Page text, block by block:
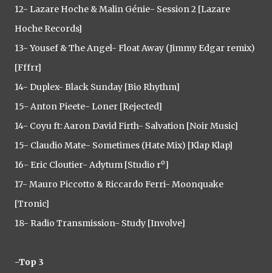
12- Lazare Hoche & Malin Génie- Session 2 [Lazare
Hoche Records]
13- Yousef & The Angel- Float Away (Jimmy Edgar remix)
[Fffrr]
14- Duplex- Black Sunday [Bio Rhythm]
15- Anton Pieete- Loner [Rejected]
14- Coyu ft: Aaron David Firth- Salvation [Noir Music]
15- Claudio Mate- Sometimes (Hate Mix) [Klap Klap]
16- Eric Cloutier- Adytum [Studio rº]
17- Mauro Piccotto & Riccardo Ferri- Moonquake
[Tronic]
18- Radio Transmission- Study [Involve]
-Top 3